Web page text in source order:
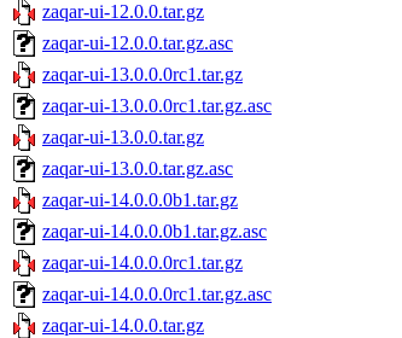
zaqar-ui-12.0.0.tar.gz
zaqar-ui-12.0.0.tar.gz.asc
zaqar-ui-13.0.0.0rc1.tar.gz
zaqar-ui-13.0.0.0rc1.tar.gz.asc
zaqar-ui-13.0.0.tar.gz
zaqar-ui-13.0.0.tar.gz.asc
zaqar-ui-14.0.0.0b1.tar.gz
zaqar-ui-14.0.0.0b1.tar.gz.asc
zaqar-ui-14.0.0.0rc1.tar.gz
zaqar-ui-14.0.0.0rc1.tar.gz.asc
zaqar-ui-14.0.0.tar.gz